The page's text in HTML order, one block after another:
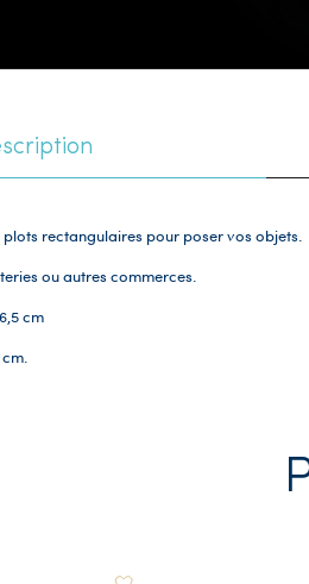
rectangulaires pour poser vos objets.
ou autres commerces.
cm